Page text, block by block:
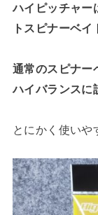
ハイピッチャー
トスピナーベイ
通常のスピナー
ハイバランスに
とにかく使いや